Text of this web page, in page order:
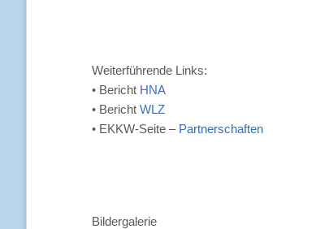
Weiterführende Links:
• Bericht HNA
• Bericht WLZ
• EKKW-Seite – Partnerschaften
Bildergalerie